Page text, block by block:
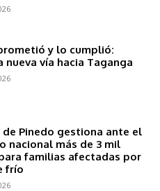
y lo cumplió:
nueva vía hacia Taganga
Pinedo gestiona ante el
nacional más de 3 mil
familias afectadas por
frío